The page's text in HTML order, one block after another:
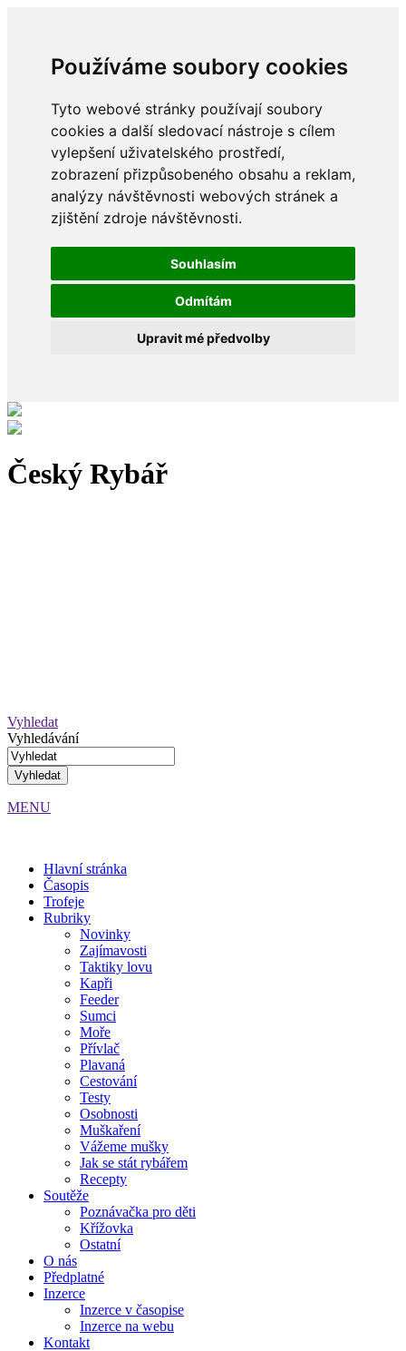
Používáme soubory cookies
Tyto webové stránky používají soubory
cookies a další sledovací nástroje s cílem
vylepšení uživatelského prostředí,
zobrazení přizpůsobeného obsahu a reklam,
analýzy návštěvnosti webových stránek a
zjištění zdroje návštěvnosti.
Souhlasím
Odmítám
Upravit mé předvolby
Český Rybář
Vyhledat
Vyhledávání
MENU
Hlavní stránka
Časopis
Trofeje
Rubriky
Novinky
Zajímavosti
Taktiky lovu
Kapři
Feeder
Sumci
Moře
Přívlač
Plavaná
Cestování
Testy
Osobnosti
Muškaření
Vážeme mušky
Jak se stát rybářem
Recepty
Soutěže
Poznávačka pro děti
Křížovka
Ostatní
O nás
Předplatné
Inzerce
Inzerce v časopise
Inzerce na webu
Kontakt